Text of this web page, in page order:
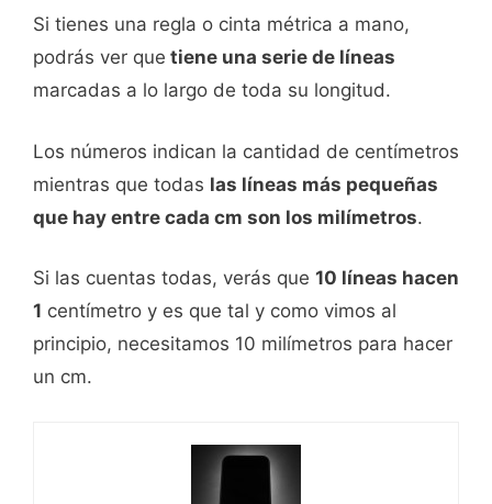
Si tienes una regla o cinta métrica a mano,
podrás ver que tiene una serie de líneas
marcadas a lo largo de toda su longitud.
Los números indican la cantidad de centímetros
mientras que todas las líneas más pequeñas
que hay entre cada cm son los milímetros.
Si las cuentas todas, verás que 10 líneas hacen
1 centímetro y es que tal y como vimos al
principio, necesitamos 10 milímetros para hacer
un cm.